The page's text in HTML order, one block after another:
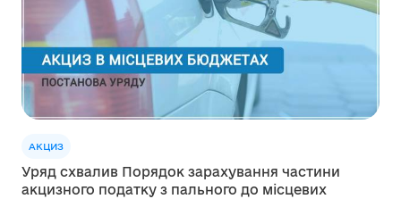
АКЦИЗ
Уряд схвалив Порядок зарахування частини
акцизного податку з пального до місцевих